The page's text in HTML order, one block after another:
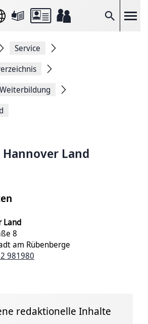
Suche
Service
Land
Land
8
am Rübenberge
981980
redaktionelle Inhalte